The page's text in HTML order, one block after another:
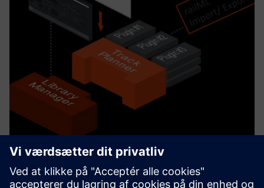
Horizon Suite
The Horizon Software Suite provides a collection of